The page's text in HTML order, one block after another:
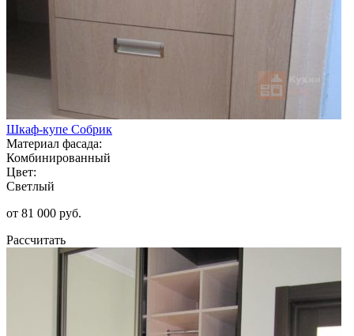
Шкаф-купе Собрик
Материал фасада:
Комбинированный
Цвет:
Светлый
от 81 000 руб.
Рассчитать